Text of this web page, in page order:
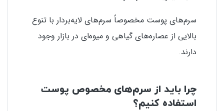
سرم‌های پوست مخصوصاً سرم‌های لایه‌بردار با تنوع
بالایی از عصاره‌های گیاهی و میوه‌ای در بازار وجود
دارند.
چرا باید از سرم‌های مخصوص پوست
استفاده کنیم؟